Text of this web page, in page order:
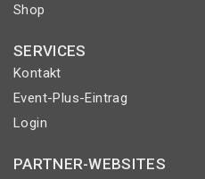
Shop
SERVICES
Kontakt
Event-Plus-Eintrag
Login
PARTNER-WEBSITES